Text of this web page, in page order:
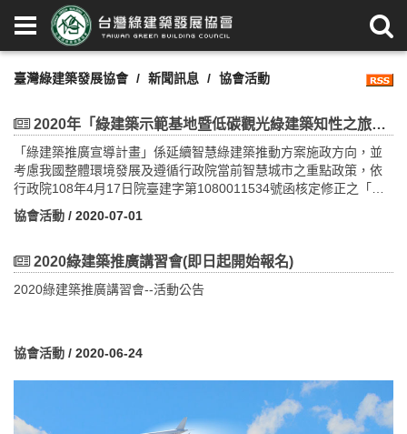
臺灣綠建築發展協會 新聞訊息 協會活動
2020年「綠建築示範基地暨低碳觀光綠建築知性之旅導覽解說人員培訓課程」即日起開始報名~
「綠建築推廣宣導計畫」係延續智慧綠建築推動方案施政方向，並
考慮我國整體環境發展及遵循行政院當前智慧城市之重點政策，依
行政院108年4月17日院臺建字第1080011534號函核定修正之「永
續智慧城市-智慧綠建築與社區推動方案(105年-109年)」分工表之
「壹、永續智慧社區創新實證：三、培養跨領域人才及建構產學研
及「創新循環綠建築環境科技計畫(108-111年)」四大研究軸向之
推廣擴展，具體呈現臺灣綠建築政策落實之成果。
協會活動 / 2020-07-01
2020綠建築推廣講習會(即日起開始報名)
2020綠建築推廣講習會--活動公告
協會活動 / 2020-06-24